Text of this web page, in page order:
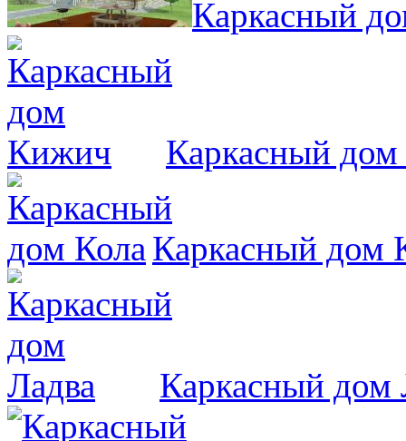
Каркасный
Каркасный
Каркасный дом
Каркасный дом